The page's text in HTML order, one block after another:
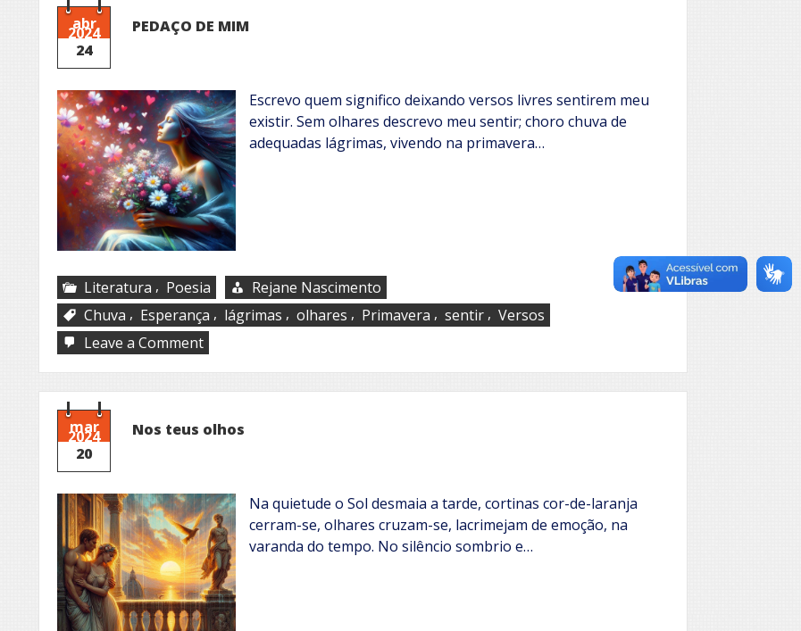
abr
2024
24
PEDAÇO DE MIM
Escrevo quem significo deixando versos livres sentirem meu
existir. Sem olhares descrevo meu sentir; choro chuva de
adequadas lágrimas, vivendo na primavera…
Literatura , Poesia
Rejane Nascimento
Chuva , Esperança , lágrimas , olhares , Primavera , sentir , Versos
Leave a Commenton
PEDAÇO
DE
MIM
mar
2024
20
Nos teus olhos
Na quietude o Sol desmaia a tarde, cortinas cor-de-laranja
cerram-se, olhares cruzam-se, lacrimejam de emoção, na
varanda do tempo. No silêncio sombrio e…